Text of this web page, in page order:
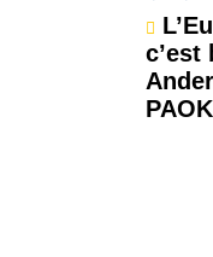
c’est
PAOK